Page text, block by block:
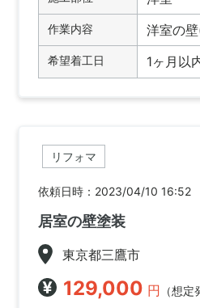
作業内容 洋室の
希望着工日 1ヶ月以
リフォマ
依頼日時：2023/04/10 16:52
居室の壁塗装
東京都三鷹市
129,000 円 （想定